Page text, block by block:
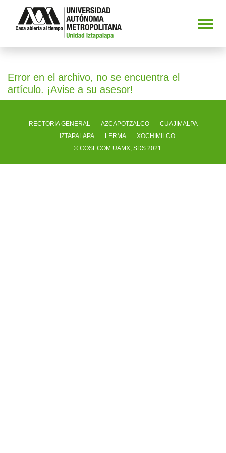
Error en el archivo, no se encuentra el
artículo. ¡Avise a su asesor!
RECTORIA GENERAL AZCAPOTZALCO
CUAJIMALPA
IZTAPALAPA
LERMA
XOCHIMILCO
© COSECOM UAMX, SDS 2021